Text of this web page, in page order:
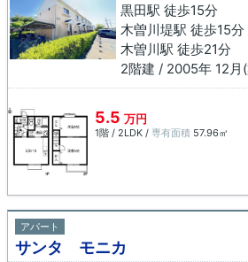
黒田駅 徒歩15分
木曽川堤駅 徒歩15分
木曽川駅 徒歩21分
2階建 / 2005年 12月
5.5 万円
1階 / 2LDK / 専有面積 57.96㎡
アパート
サンタ モニカ